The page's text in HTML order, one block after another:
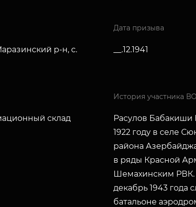
р-н, с.
Дата призыва
__.12.1941
склад
История участника
Расулов Бабакиши
1922 году в селе
района
в ряды Красной
Шемахинским РВК.
декабрь 1943 года
батальоне